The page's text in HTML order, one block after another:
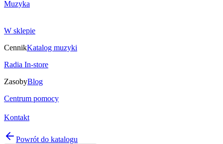
Muzyka
W sklepie
CennikKatalog muzyki
Radia In-store
ZasobyBlog
Centrum pomocy
Kontakt
Powrót do katalogu